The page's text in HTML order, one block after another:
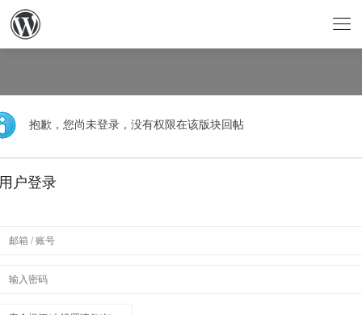
抱歉，您尚未登录，没有权限在该版块回帖
户登录